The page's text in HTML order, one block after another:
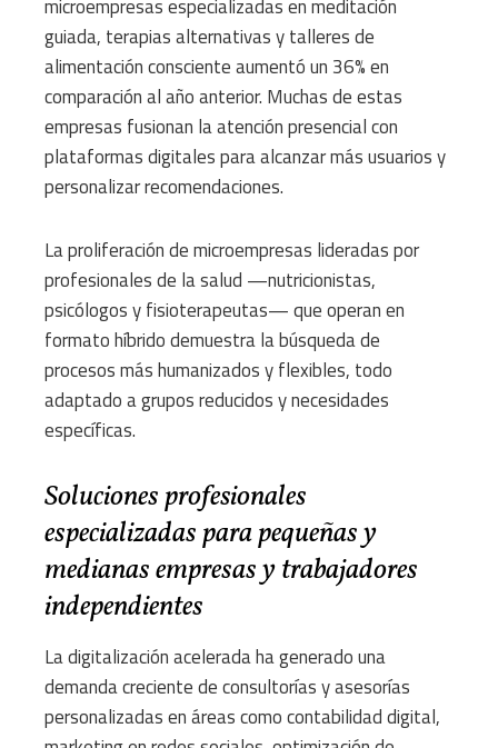
microempresas especializadas en meditación
guiada, terapias alternativas y talleres de
alimentación consciente aumentó un 36% en
comparación al año anterior. Muchas de estas
empresas fusionan la atención presencial con
plataformas digitales para alcanzar más usuarios y
personalizar recomendaciones.
La proliferación de microempresas lideradas por
profesionales de la salud —nutricionistas,
psicólogos y fisioterapeutas— que operan en
formato híbrido demuestra la búsqueda de
procesos más humanizados y flexibles, todo
adaptado a grupos reducidos y necesidades
específicas.
Soluciones profesionales
especializadas para pequeñas y
medianas empresas y trabajadores
independientes
La digitalización acelerada ha generado una
demanda creciente de consultorías y asesorías
personalizadas en áreas como contabilidad digital,